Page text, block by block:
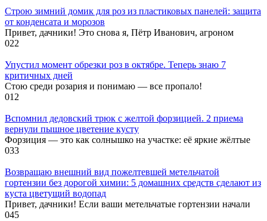
Строю зимний домик для роз из пластиковых панелей: защита
от конденсата и морозов
Привет, дачники! Это снова я, Пётр Иванович, агроном
022
Упустил момент обрезки роз в октябре. Теперь знаю 7
критичных дней
Стою среди розария и понимаю — все пропало!
012
Вспомнил дедовский трюк с желтой форзицией. 2 приема
вернули пышное цветение кусту
Форзиция — это как солнышко на участке: её яркие жёлтые
033
Возвращаю внешний вид пожелтевшей метельчатой
гортензии без дорогой химии: 5 домашних средств сделают из
куста цветущий водопад
Привет, дачники! Если ваши метельчатые гортензии начали
045